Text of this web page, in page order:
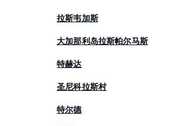
拉斯韦加斯
大加那利岛拉斯帕尔马斯
特赫达
圣尼科拉斯村
特尔德